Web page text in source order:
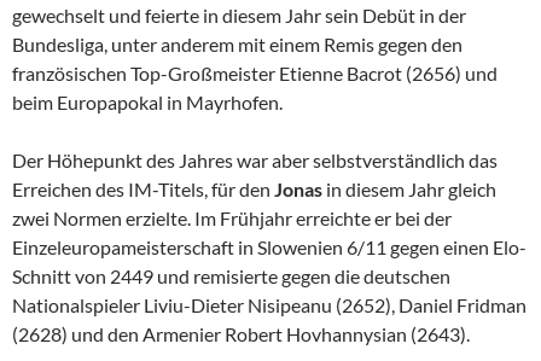
gewechselt und feierte in diesem Jahr sein Debüt in der
Bundesliga, unter anderem mit einem Remis gegen den
französischen Top-Großmeister Etienne Bacrot (2656) und
beim Europapokal in Mayrhofen.
Der Höhepunkt des Jahres war aber selbstverständlich das
Erreichen des IM-Titels, für den Jonas in diesem Jahr gleich
zwei Normen erzielte. Im Frühjahr erreichte er bei der
Einzeleuropameisterschaft in Slowenien 6/11 gegen einen Elo-
Schnitt von 2449 und remisierte gegen die deutschen
Nationalspieler Liviu-Dieter Nisipeanu (2652), Daniel Fridman
(2628) und den Armenier Robert Hovhannysian (2643).